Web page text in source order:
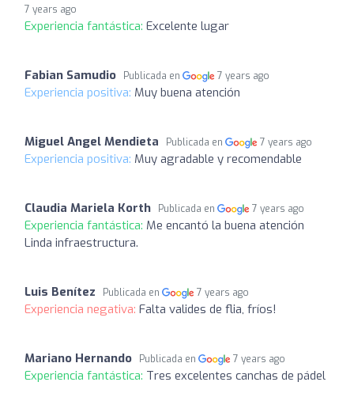
7 years ago
Experiencia fantástica: Excelente lugar
Fabian Samudio Publicada en 7 years ago
Experiencia positiva: Muy buena atención
Miguel Angel Mendieta Publicada en 7 years ago
Experiencia positiva: Muy agradable y recomendable
Claudia Mariela Korth Publicada en 7 years ago
Experiencia fantástica: Me encantó la buena atención
Linda infraestructura.
Luis Benítez Publicada en 7 years ago
Experiencia negativa: Falta valides de flia, fríos!
Mariano Hernando Publicada en 7 years ago
Experiencia fantástica: Tres excelentes canchas de pádel